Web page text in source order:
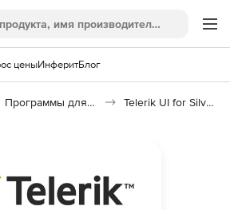
ценыИнферитБлог
Программы для разработки ПО Telerik UI for Silverlight